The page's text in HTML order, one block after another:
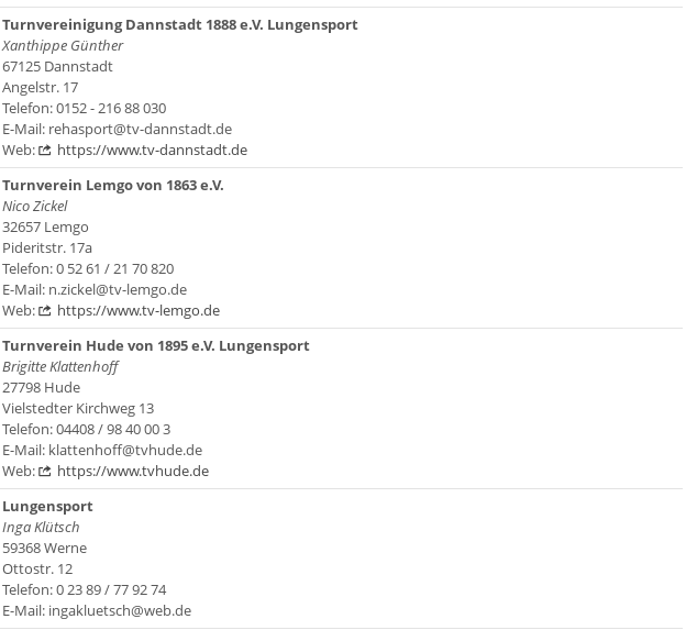
Turnvereinigung Dannstadt 1888 e.V. Lungensport
Xanthippe Günther
67125 Dannstadt
Angelstr. 17
Telefon: 0152 - 216 88 030
E-Mail: rehasport@tv-dannstadt.de
Web:
https://www.tv-dannstadt.de
Turnverein Lemgo von 1863 e.V.
Nico Zickel
32657 Lemgo
Pideritstr. 17a
Telefon: 0 52 61 / 21 70 820
E-Mail: n.zickel@tv-lemgo.de
Web:
https://www.tv-lemgo.de
Turnverein Hude von 1895 e.V. Lungensport
Brigitte Klattenhoff
27798 Hude
Vielstedter Kirchweg 13
Telefon: 04408 / 98 40 00 3
E-Mail: klattenhoff@tvhude.de
Web:
https://www.tvhude.de
Lungensport
Inga Klütsch
59368 Werne
Ottostr. 12
Telefon: 0 23 89 / 77 92 74
E-Mail: ingakluetsch@web.de